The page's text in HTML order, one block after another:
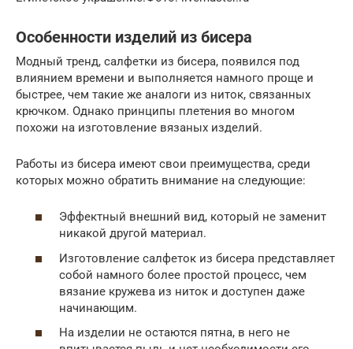
Особенности изделий из бисера
Модный тренд, салфетки из бисера, появился под
влиянием времени и выполняется намного проще и
быстрее, чем такие же аналоги из ниток, связанных
крючком. Однако принципы плетения во многом
похожи на изготовление вязаных изделий.
Работы из бисера имеют свои преимущества, среди
которых можно обратить внимание на следующие:
Эффектный внешний вид, который не заменит
никакой другой материал.
Изготовление салфеток из бисера представляет
собой намного более простой процесс, чем
вязание кружева из ниток и доступен даже
начинающим.
На изделии не остаются пятна, в него не